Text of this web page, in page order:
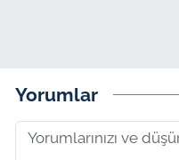
Yorumlar